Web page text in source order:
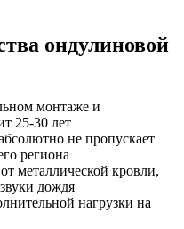
ондулиновой
монтаже и
25-30 лет
не пропускает
региона
металлической кровли,
дождя
нагрузки на